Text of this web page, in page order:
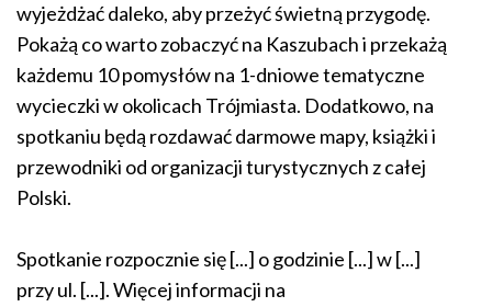
wyjeżdżać daleko, aby przeżyć świetną przygodę.
Pokażą co warto zobaczyć na Kaszubach i przekażą
każdemu 10 pomysłów na 1-dniowe tematyczne
wycieczki w okolicach Trójmiasta. Dodatkowo, na
spotkaniu będą rozdawać darmowe mapy, książki i
przewodniki od organizacji turystycznych z całej
Polski.
Spotkanie rozpocznie się [...] o godzinie [...] w [...]
przy ul. [...]. Więcej informacji na